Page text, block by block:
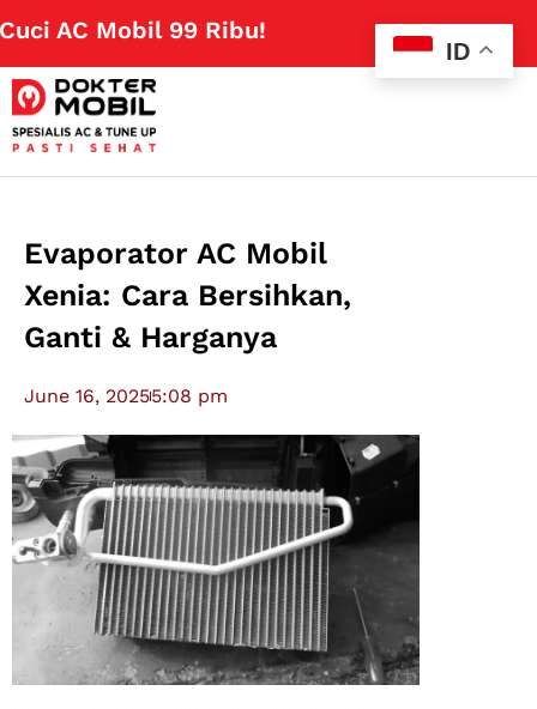
Mobil 99 Ribu!Klik Disini
Evaporator AC Mobil
Xenia: Cara Bersihkan,
Ganti & Harganya
June 16, 20255:08 pm
ID